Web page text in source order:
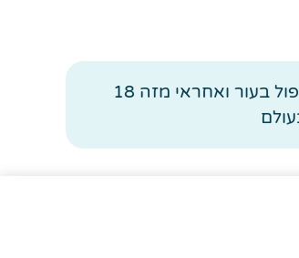
דוד פרלה מטפל מזה 30 שנה בבעיות עור ברפואה סינית, בעל תואר שני M.Sc ברפואה סינית מסורתית, מומחה בטיפול בעור ואחראי מזה 18